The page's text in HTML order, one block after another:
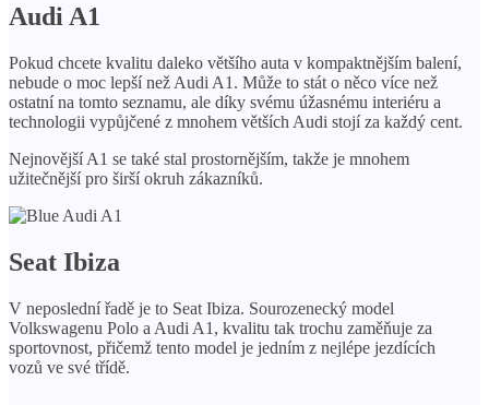
Audi A1
Pokud chcete kvalitu daleko většího auta v kompaktnějším balení,
nebude o moc lepší než Audi A1. Může to stát o něco více než
ostatní na tomto seznamu, ale díky svému úžasnému interiéru a
technologii vypůjčené z mnohem větších Audi stojí za každý cent.
Nejnovější A1 se také stal prostornějším, takže je mnohem
užitečnější pro širší okruh zákazníků.
Seat Ibiza
V neposlední řadě je to Seat Ibiza. Sourozenecký model
Volkswagenu Polo a Audi A1, kvalitu tak trochu zaměňuje za
sportovnost, přičemž tento model je jedním z nejlépe jezdících
vozů ve své třídě.